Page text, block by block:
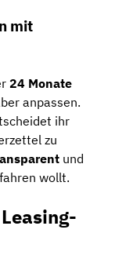
mit
24 Monate
anpassen.
ihr
zu
und
wollt.